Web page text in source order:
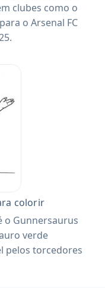
clubes como o
o Arsenal FC
colorir
o Gunnersaurus
verde
pelos torcedores